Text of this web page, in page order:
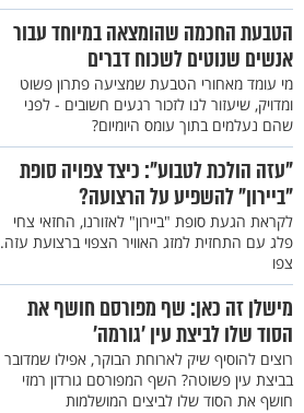
הטבעת החכמה שהומצאה במיוחד עבור
אנשים שנוטים לשכוח דברים
מי עומד מאחורי הטבעת שמציעה פתרון פשוט
ומדויק, שיעזור לנו לזכור רגעים חשובים - לפני
שהם נעלמים בתוך עומס היומיום?
"עזה הולכת לטבוע": כיצד צפויה סופת
"ביירון" להשפיע על הרצועה?
לקראת הגעת סופת "ביירון" לאזורנו, החזאי צחי
פלג עם התחזית למזג האוויר הצפוי ברצועת עזה.
צפו
מישלן זה כאן: שף מפורסם חושף את
הסוד שלו לביצת עין 'גורמה'
רוצים להוסיף שיק לארוחת הבוקר, אפילו שמדובר
בביצת עין פשוטה? השף המפורסם גורדון רמזי
חושף את הסוד שלו לביצים המושלמות